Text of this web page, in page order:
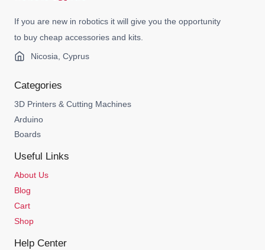
If you are new in robotics it will give you the opportunity
to buy cheap accessories and kits.
Nicosia, Cyprus
Categories
3D Printers & Cutting Machines
Arduino
Boards
Useful Links
About Us
Blog
Cart
Shop
Help Center